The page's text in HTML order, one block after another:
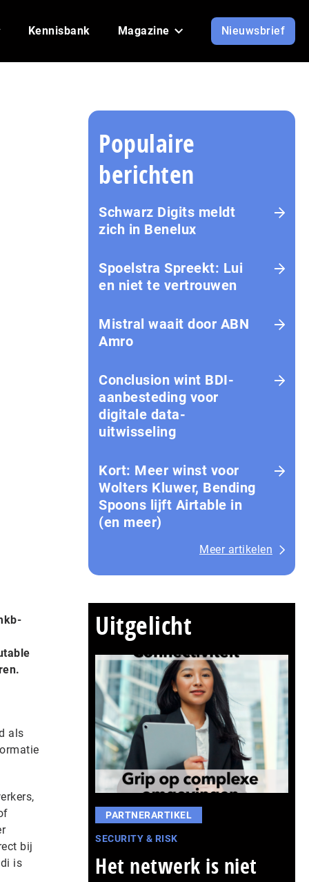
Kennisbank Magazine Nieuwsbrief
als
bij
is
Populaire
berichten
Schwarz Digits meldt
zich in Benelux
Spoelstra Spreekt: Lui
en niet te vertrouwen
Mistral waait door ABN
Amro
Conclusion wint BDI-
aanbesteding voor
digitale data-
uitwisseling
Kort: Meer winst voor
Wolters Kluwer, Bending
Spoons lijft Airtable in
(en meer)
Meer artikelen
Uitgelicht
PARTNERARTIKEL
SECURITY & RISK
Het netwerk is niet